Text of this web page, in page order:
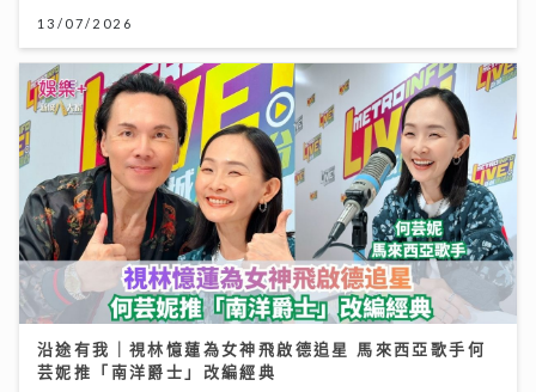
13/07/2026
沿途有我｜視林憶蓮為女神飛啟德追星 馬來西亞歌手何
芸妮推「南洋爵士」改編經典